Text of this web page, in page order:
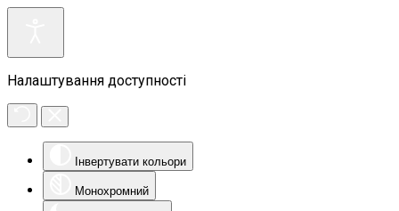
Налаштування доступності
Інвертувати кольори
Монохромний